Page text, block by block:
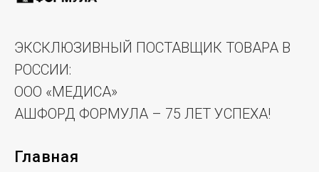
ЭКСКЛЮЗИВНЫЙ ПОСТАВЩИК ТОВАРА В
РОССИИ:
ООО «МЕДИСА»
АШФОРД ФОРМУЛА – 75 ЛЕТ УСПЕХА!
Главная